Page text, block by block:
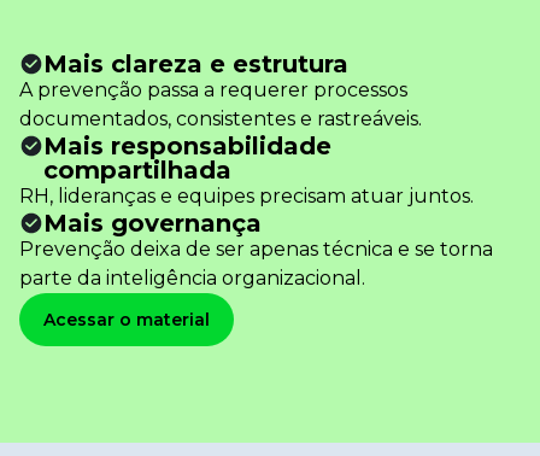
Mais clareza e estrutura
A prevenção passa a requerer processos
documentados, consistentes e rastreáveis.
Mais responsabilidade
compartilhada
RH, lideranças e equipes precisam atuar juntos.
Mais governança
Prevenção deixa de ser apenas técnica e se torna
parte da inteligência organizacional.
Acessar o material